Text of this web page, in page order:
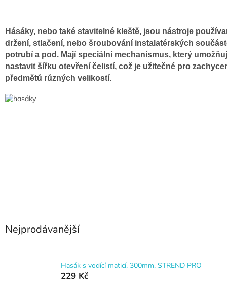
Hásáky, nebo také stavitelné kleště, jsou nástroje
držení, stlačení, nebo šroubování instalatérských
potrubí a pod. Mají speciální mechanismus, který
nastavit šířku otevření čelistí, což je užitečné pro
předmětů různých velikostí.
Nejprodávanější
Hasák s vodící maticí, 300mm, STREND PRO
229 Kč